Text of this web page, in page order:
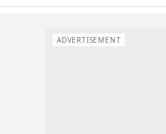
ADVERTISEMENT